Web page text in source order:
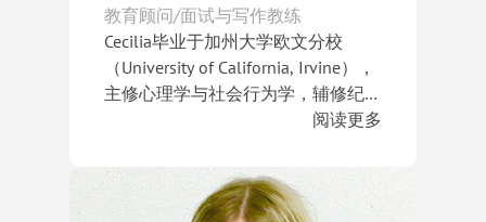
教育顾问/面试与写作教练
Cecilia毕业于加州大学欧文分校
（University of California, Irvine），
主修心理学与社会行为学，辅修纪实
文学；随后于纽约大学（New York
学位。心理学与写作的跨学科背景，
使她对学生成长、思维发展及表达能
任纽约知名时尚杂志《V Magazine》
的时尚与文化撰稿人，并为多家国际
阅读更多